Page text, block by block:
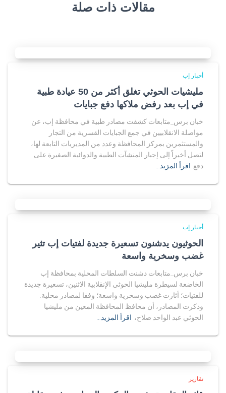
مقالات ذات صلة
أخبار إب
مليشيات الحوثي تغلق أكثر من 50 عيادة طبية
في إب بعد رفض ملاكها دفع جبايات
خبان برس_متابعات كشفت مصادر طبية في محافظة إب، عن
مواصلة الانقلابيين في جمع الجبايات القسرية من التجار
والمستثمرين بمركز المحافظة وعدد من المديريات التابعة لها،
لتصل أخيراً إلى إجبار المنشآت الطبية والدوائية الصغيرة على
دفع اقرأ المزيد…
أخبار إب
الحوثيون يدشنون تسعيرة جديدة لفتيات إب تثير
غضب وسخرية واسعة
خبان برس_متابعات دشنت السلطات المحلية بمحافظة إب
الخاضعة لسيطرة مليشيا الحوثي الإنقلابية الاثنين، تسعيرة جديدة
للفتيات؛ أثارت غضب وسخرية واسعة؛ وفقا لمصادر محلية.
وذكرت المصادر، أن محافظ المحافظة المعين من مليشيا
الحوثي عبد الواحد صلاح، اقرأ المزيد…
تقارير